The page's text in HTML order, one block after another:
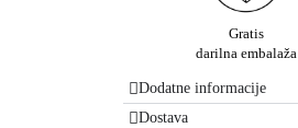
Gratis
darilna embalaža
Dodatne informacije
Dostava